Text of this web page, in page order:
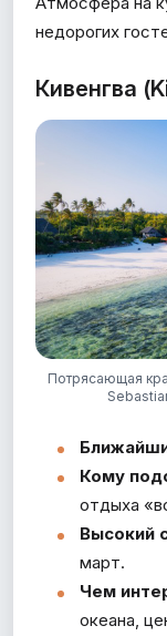
недорогих
Кивенгва
Потрясающая
Кому
отдыха
Высокий
март.
Чем
океана,